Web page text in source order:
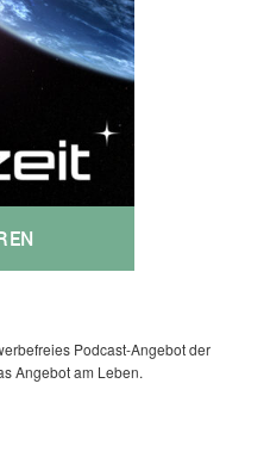
Podcast-Angebot der
Angebot am Leben.